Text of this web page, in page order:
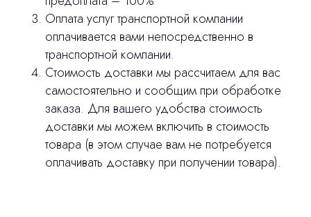
Оплата услуг транспортной компании
оплачивается вами непосредственно в
транспортной компании.
Стоимость доставки мы рассчитаем для вас
самостоятельно и сообщим при обработке
заказа. Для вашего удобства стоимость
доставки мы можем включить в стоимость
товара (в этом случае вам не потребуется
оплачивать доставку при получении товара).
сделано
Изготовление хирургических шаблонов
Политика конфиденциальности
stasicus